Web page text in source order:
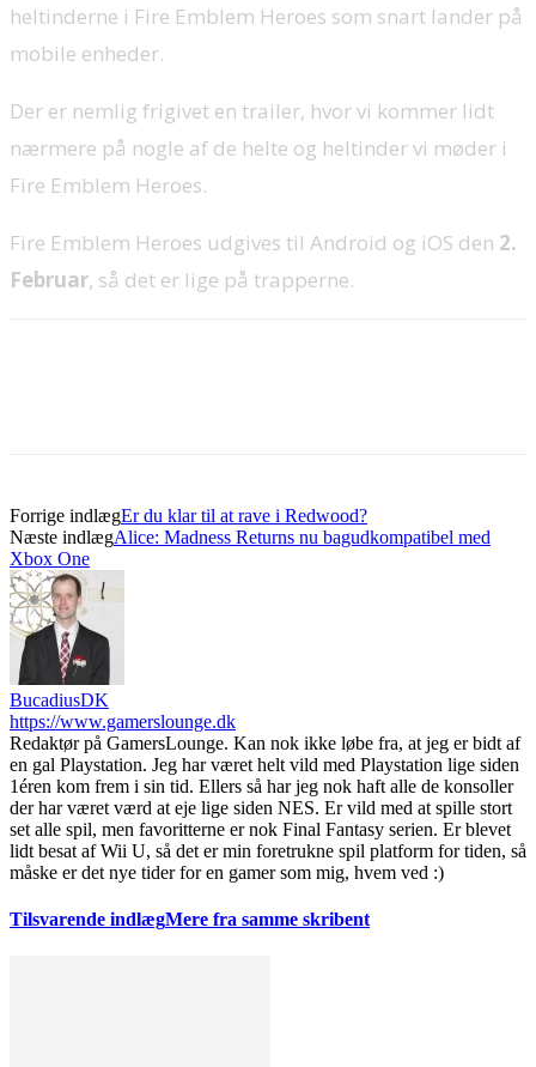
heltinderne i Fire Emblem Heroes som snart lander på
mobile enheder.
Der er nemlig frigivet en trailer, hvor vi kommer lidt
nærmere på nogle af de helte og heltinder vi møder i
Fire Emblem Heroes.
Fire Emblem Heroes udgives til Android og iOS den 2.
Februar, så det er lige på trapperne.
Forrige indlægEr du klar til at rave i Redwood?
Næste indlægAlice: Madness Returns nu bagudkompatibel med
Xbox One
BucadiusDK
https://www.gamerslounge.dk
Redaktør på GamersLounge. Kan nok ikke løbe fra, at jeg er bidt af
en gal Playstation. Jeg har været helt vild med Playstation lige siden
1éren kom frem i sin tid. Ellers så har jeg nok haft alle de konsoller
der har været værd at eje lige siden NES. Er vild med at spille stort
set alle spil, men favoritterne er nok Final Fantasy serien. Er blevet
lidt besat af Wii U, så det er min foretrukne spil platform for tiden, så
måske er det nye tider for en gamer som mig, hvem ved :)
Tilsvarende indlægMere fra samme skribent